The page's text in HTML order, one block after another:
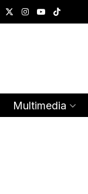
Multimedia